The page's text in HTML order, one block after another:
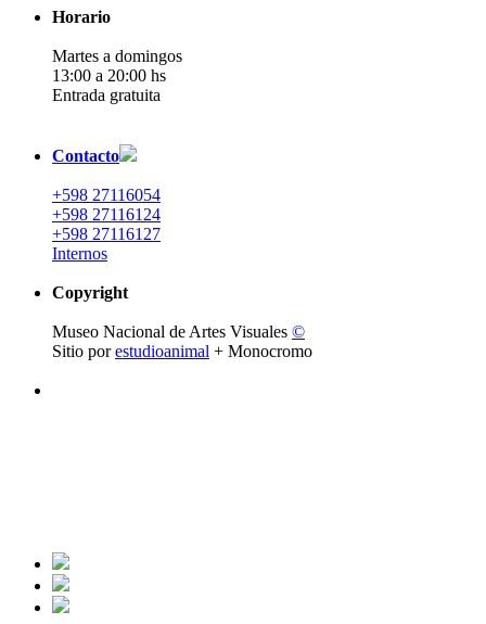
Horario
Martes a domingos
13:00 a 20:00 hs
Entrada gratuita
Contacto
+598 27116054
+598 27116124
+598 27116127
Internos
Copyright
Museo Nacional de Artes Visuales ©
Sitio porestudioanimal + Monocromo